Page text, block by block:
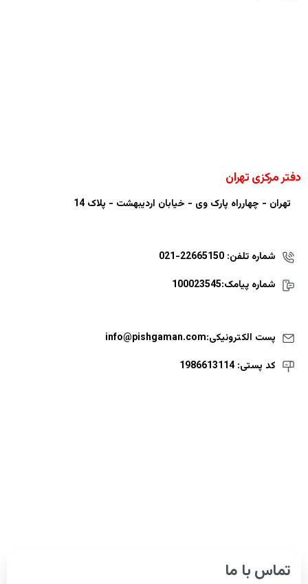
دفتر مرکزی تهران
تهران - چهارراه پارک وی - خیابان اردیبهشت - پلاک 14
شماره تلفن: 22665150-021
شماره پیامک:100023545
پست الکترونیکی:info@pishgaman.com
کد پستی: 1986613114
تماس با ما